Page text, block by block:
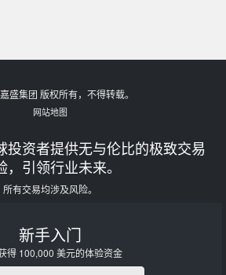
盛集团 版权所有，不得转载。
网站地图
投资者提供无与伦比的极致交易
，引领行业未来。
所有交易均涉及风险。
新手入门
得 100,000 美元的体验资金